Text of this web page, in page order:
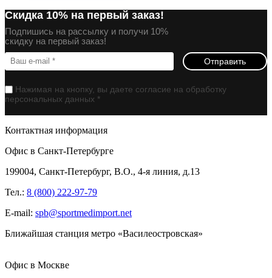
Скидка 10% на первый заказ!
Подпишись на рассылку и получи 10%
скидку на первый заказ!
Отправить
Нажимая на кнопку, вы даете согласие на обработку
персональных данных *
Контактная информация
Офис в Санкт-Петербурге
199004, Санкт-Петербург, В.О., 4-я линия, д.13
Тел.: 8 (800) 222-97-79
E-mail: spb@sportmedimport.net
Ближайшая станция метро «Василеостровская»
Офис в Москве